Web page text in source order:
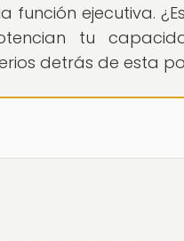
función ejecutiva.
tu
detrás de esta